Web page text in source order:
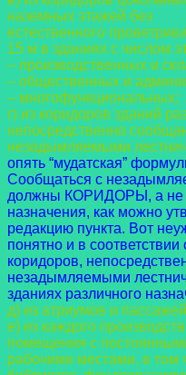
наземных этажей без
естественного
15 м в зданиях с числом
– производственных и
– общественных и
– многофункциональных;
г) из коридоров зданий
непосредственно
незадымляемыми
опять “мудатская”
Сообщаться с
должны КОРИДОРЫ, а не
назначения, как можно
редакцию пункта. Вот
понятно и в
коридоров,
незадымляемыми
зданиях различного
д) из атриумов и
е) из каждого
помещения с
рабочими местами, в том